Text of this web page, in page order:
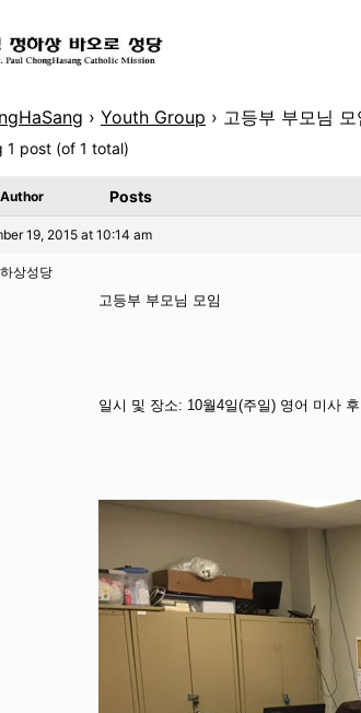
› Youth Group › 고등부 부모님
1 post (of 1 total)
Author Posts
19, 2015 at 10:14 am
상성당
고등부 부모님 모임
일시 및 장소: 10월4일(주일) 영어 미사